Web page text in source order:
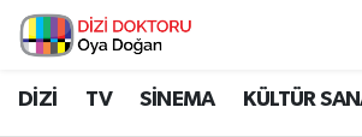
DİZİ TV SİNEMA KÜLTÜR
İstanbul Nöbetçi Eczaneler